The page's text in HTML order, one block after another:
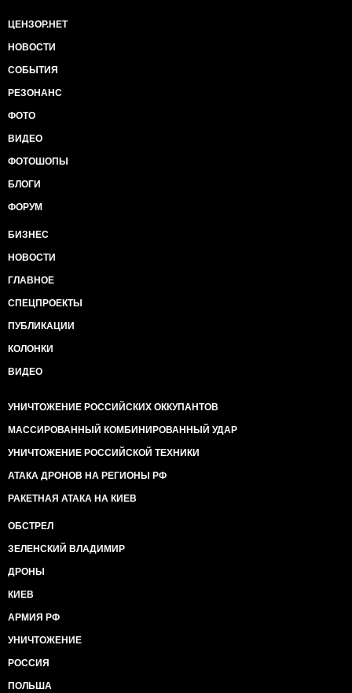
ЦЕНЗОР.НЕТ
НОВОСТИ
СОБЫТИЯ
РЕЗОНАНС
ФОТО
ВИДЕО
ФОТОШОПЫ
БЛОГИ
ФОРУМ
БИЗНЕС
НОВОСТИ
ГЛАВНОЕ
СПЕЦПРОЕКТЫ
ПУБЛИКАЦИИ
КОЛОНКИ
ВИДЕО
УНИЧТОЖЕНИЕ РОССИЙСКИХ ОККУПАНТОВ
МАССИРОВАННЫЙ КОМБИНИРОВАННЫЙ УДАР
УНИЧТОЖЕНИЕ РОССИЙСКОЙ ТЕХНИКИ
АТАКА ДРОНОВ НА РЕГИОНЫ РФ
РАКЕТНАЯ АТАКА НА КИЕВ
ОБСТРЕЛ
ЗЕЛЕНСКИЙ ВЛАДИМИР
ДРОНЫ
КИЕВ
АРМИЯ РФ
УНИЧТОЖЕНИЕ
РОССИЯ
ПОЛЬША